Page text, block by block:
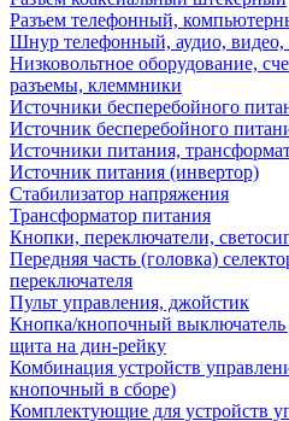
Разъем телефонный,
Шнур телефонный, аудио,
Низковольтное оборудование,
разъемы, клеммники
Источники бесперебойного
Источник бесперебойного
Источники питания,
Источник питания (инвертор)
Стабилизатор напряжения
Трансформатор питания
Кнопки, переключатели,
Передняя часть (головка)
переключателя
Пульт управления, джойстик
Кнопка/кнопочный выключатель
щита на дин-рейку
Комбинация устройств
кнопочный в сборе)
Комплектующие для устройств